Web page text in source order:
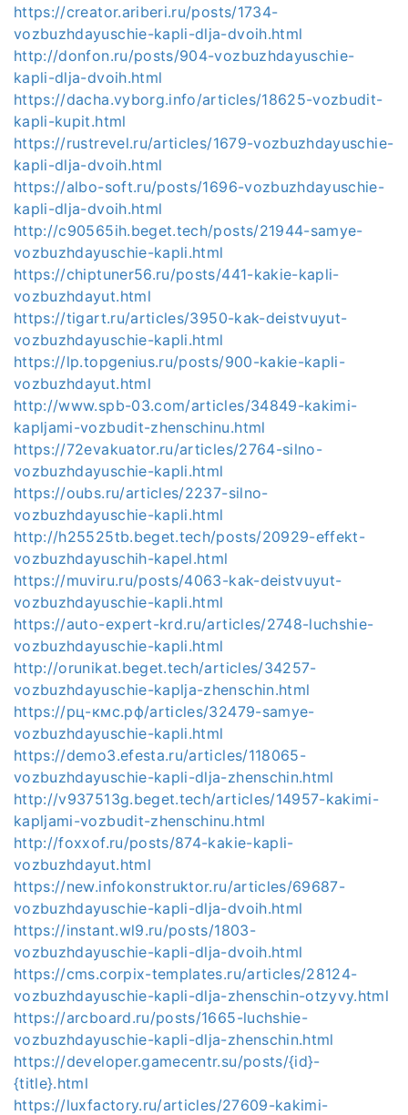
https://creator.ariberi.ru/posts/1734-
vozbuzhdayuschie-kapli-dlja-dvoih.html
http://donfon.ru/posts/904-vozbuzhdayuschie-
kapli-dlja-dvoih.html
https://dacha.vyborg.info/articles/18625-vozbudit-
kapli-kupit.html
https://rustrevel.ru/articles/1679-vozbuzhdayuschie-
kapli-dlja-dvoih.html
https://albo-soft.ru/posts/1696-vozbuzhdayuschie-
kapli-dlja-dvoih.html
http://c90565ih.beget.tech/posts/21944-samye-
vozbuzhdayuschie-kapli.html
https://chiptuner56.ru/posts/441-kakie-kapli-
vozbuzhdayut.html
https://tigart.ru/articles/3950-kak-deistvuyut-
vozbuzhdayuschie-kapli.html
https://lp.topgenius.ru/posts/900-kakie-kapli-
vozbuzhdayut.html
http://www.spb-03.com/articles/34849-kakimi-
kapljami-vozbudit-zhenschinu.html
https://72evakuator.ru/articles/2764-silno-
vozbuzhdayuschie-kapli.html
https://oubs.ru/articles/2237-silno-
vozbuzhdayuschie-kapli.html
http://h25525tb.beget.tech/posts/20929-effekt-
vozbuzhdayuschih-kapel.html
https://muviru.ru/posts/4063-kak-deistvuyut-
vozbuzhdayuschie-kapli.html
https://auto-expert-krd.ru/articles/2748-luchshie-
vozbuzhdayuschie-kapli.html
http://orunikat.beget.tech/articles/34257-
vozbuzhdayuschie-kaplja-zhenschin.html
https://рц-кмс.рф/articles/32479-samye-
vozbuzhdayuschie-kapli.html
https://demo3.efesta.ru/articles/118065-
vozbuzhdayuschie-kapli-dlja-zhenschin.html
http://v937513g.beget.tech/articles/14957-kakimi-
kapljami-vozbudit-zhenschinu.html
http://foxxof.ru/posts/874-kakie-kapli-
vozbuzhdayut.html
https://new.infokonstruktor.ru/articles/69687-
vozbuzhdayuschie-kapli-dlja-dvoih.html
https://instant.wl9.ru/posts/1803-
vozbuzhdayuschie-kapli-dlja-dvoih.html
https://cms.corpix-templates.ru/articles/28124-
vozbuzhdayuschie-kapli-dlja-zhenschin-otzyvy.html
https://arcboard.ru/posts/1665-luchshie-
vozbuzhdayuschie-kapli-dlja-zhenschin.html
https://developer.gamecentr.su/posts/{id}-
{title}.html
https://luxfactory.ru/articles/27609-kakimi-